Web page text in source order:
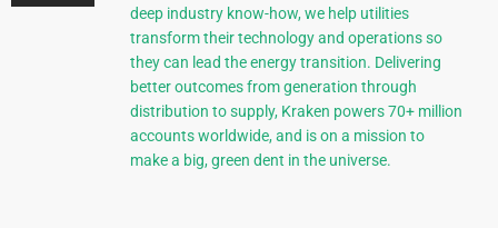
deep industry know-how, we help utilities
transform their technology and operations so
they can lead the energy transition. Delivering
better outcomes from generation through
distribution to supply, Kraken powers 70+ million
accounts worldwide, and is on a mission to
make a big, green dent in the universe.